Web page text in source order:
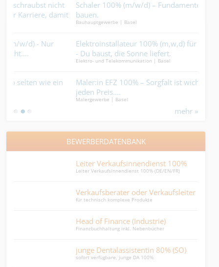
Schaler 100% (m/w/d) – Fundamente schaffen, Zukunft
bauen.
Elektroinstallateur 100% (m,w,d) für Photovoltaikanlagen
- Du baust, die Sonne liefert.
Elektro- und Telekommunikation | Basel
Maler:in EFZ 100% – Sorgfalt ist wichtiger als Tempo um
mehr »
BEWERBERDATENBANK
Leiter Verkaufsinnendienst 100%
Leiter Verkaufsinnendienst 100% (DE/EN/FR)
Verkaufsberater oder Verkaufsleiter
für technisch komplexe Produkte
Head of Finance (Industrie)
Finanzbuchhaltung inkl. Nebenbücher
junge Dentalassistentin 80% (SO)
sofort verfügbare, junge DA 100%